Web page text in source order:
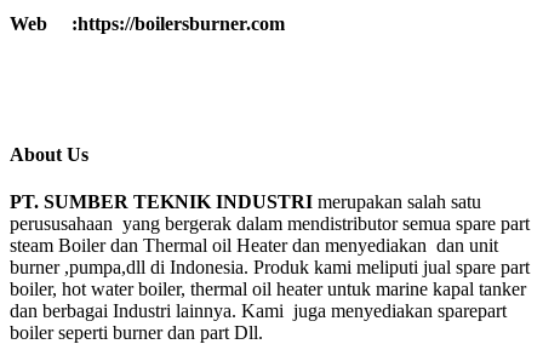
Web :https://boilersburner.com
About Us
PT. SUMBER TEKNIK INDUSTRI merupakan salah satu
perususahaan yang bergerak dalam mendistributor semua spare part
steam Boiler dan Thermal oil Heater dan menyediakan dan unit
burner ,pumpa,dll di Indonesia. Produk kami meliputi jual spare part
boiler, hot water boiler, thermal oil heater untuk marine kapal tanker
dan berbagai Industri lainnya. Kami juga menyediakan sparepart
boiler seperti burner dan part Dll.